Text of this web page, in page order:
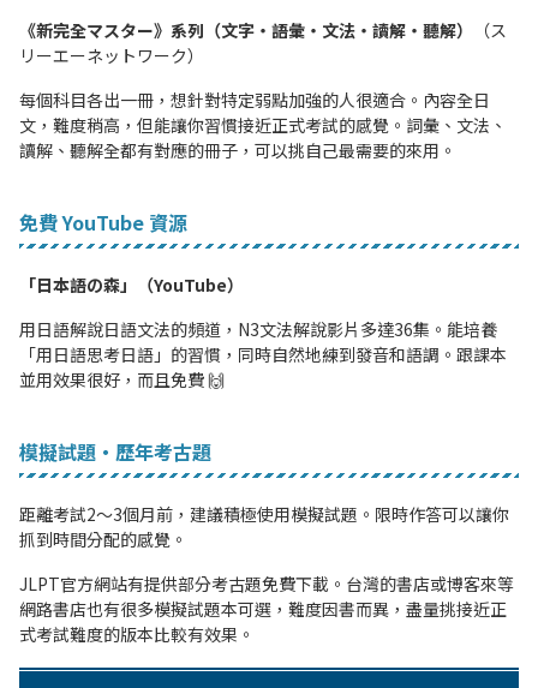
《新完全マスター》系列（文字・語彙・文法・讀解・聽解）
（ス
リーエーネットワーク）
每個科目各出一冊，想針對特定弱點加強的人很適合。內容全日
文，難度稍高，但能讓你習慣接近正式考試的感覺。詞彙、文法、
讀解、聽解全都有對應的冊子，可以挑自己最需要的來用。
免費 YouTube 資源
「日本語の森」（YouTube）
用日語解說日語文法的頻道，N3文法解說影片多達36集。能培養
「用日語思考日語」的習慣，同時自然地練到發音和語調。跟課本
並用效果很好，而且免費 🙌
模擬試題・歷年考古題
距離考試2〜3個月前，建議積極使用模擬試題。限時作答可以讓你
抓到時間分配的感覺。
JLPT官方網站有提供部分考古題免費下載。台灣的書店或博客來等
網路書店也有很多模擬試題本可選，難度因書而異，盡量挑接近正
式考試難度的版本比較有效果。